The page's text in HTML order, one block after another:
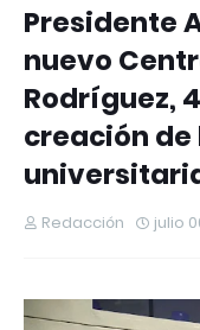
Presidente
nuevo
Rodríguez,
creación
Redacción julio